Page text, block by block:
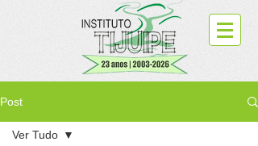
Post
Ver Tudo